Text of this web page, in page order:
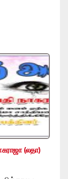
(லதா)